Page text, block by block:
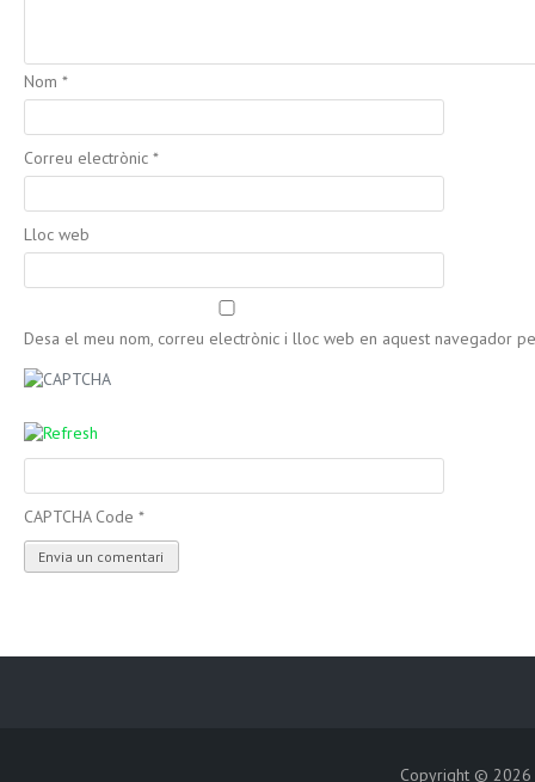
Nom *
Correu electrònic *
Lloc web
Desa el meu nom, correu electrònic i lloc web en aquest navegador
CAPTCHA Code *
Copyright © 2026